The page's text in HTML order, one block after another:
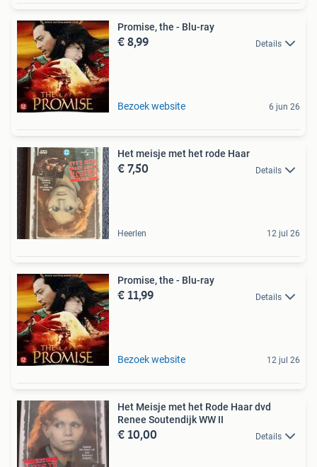
Promise, the - Blu-ray
€ 8,99 Details
Bezoek website 6 jun 26
Het meisje met het rode Haar
€ 7,50 Details
Heerlen 12 jul 26
Promise, the - Blu-ray
€ 11,99 Details
Bezoek website 12 jul 26
Het Meisje met het Rode Haar dvd
Renee Soutendijk WW II
€ 10,00 Details